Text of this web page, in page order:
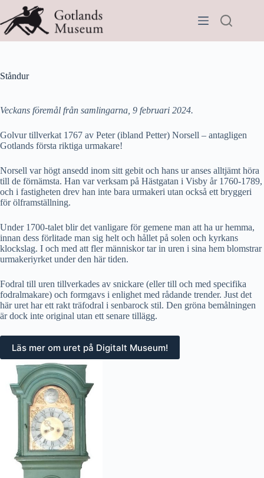
Hoppa
innehåll
Ståndur
Veckans föremål från samlingarna , 9 februari 2024.
Golvur tillverkat 1767 av Peter (ibland Petter) Norsell – antagligen
Gotlands första riktiga urmakare!
Norsell var högt ansedd inom sitt gebit och hans ur anses alltjämt höra
till de förnämsta. Han var verksam på Hästgatan i Visby år 1760-1789,
och i fastigheten drev han inte bara urmakeri utan också ett bryggeri
för ölframställning.
Under 1700-talet blir det vanligare för gemene man att ha ur hemma,
innan dess förlitade man sig helt och hållet på solen och kyrkans
klockslag. I och med att fler människor tar in uren i sina hem blomstrar
urmakeriyrket under den här tiden.
Fodral till uren tillverkades av snickare (eller till och med specifika
fodralmakare) och formgavs i enlighet med rådande trender. Just det
här uret har ett rakt träfodral i senbarock stil. Den gröna bemålningen
är dock inte original utan ett senare tillägg.
Läs mer om uret på Digitalt Museum!